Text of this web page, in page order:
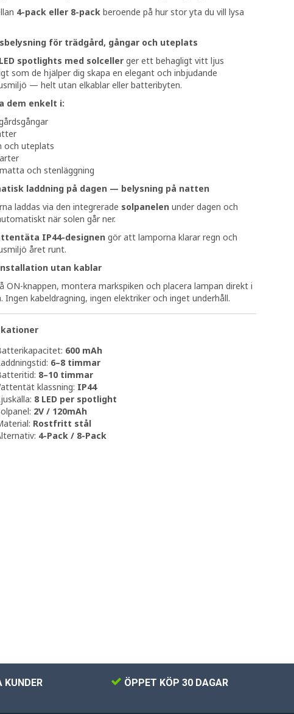
4-pack eller 8-pack beroende på hur stor yta du vill lysa
för trädgård, gångar och uteplats
LED spotlights med solceller ger ett behagligt vitt ljus
som de hjälper dig skapa en elegant och inbjudande
— helt utan elkablar eller batteribyten.
dem enkelt i:
och uteplats
och stenläggning
laddning på dagen — belysning på natten
laddas via den integrerade solpanelen under dagen och
när solen går ner.
IP44-designen gör att lamporna klarar regn och
året runt.
utan kablar
ON-knappen, montera markspiken och placera lampan direkt i
Ingen kabeldragning, ingen elektriker och inget underhåll.
600 mAh
6–8 timmar
8–10 timmar
klassning: IP44
8 LED per spotlight
2V / 120mAh
Rostfritt stål
4-Pack / 8-Pack
KUNDER ÖPPET KÖP 30 DAGAR